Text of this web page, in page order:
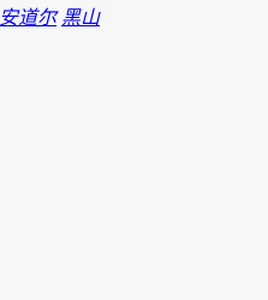
安道尔 黑山